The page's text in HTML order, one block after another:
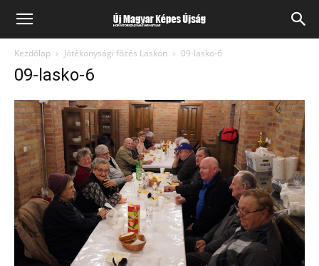
Kezdőlap Jótékonysági főzés Laskón 09-lasko-6
09-lasko-6